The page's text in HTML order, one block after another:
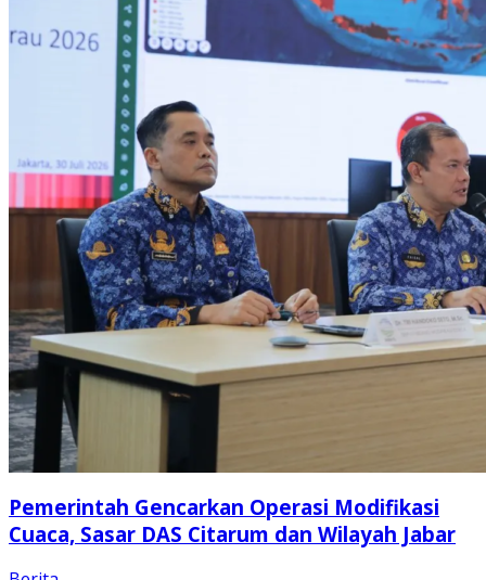
Pemerintah Gencarkan Operasi Modifikasi
Cuaca, Sasar DAS Citarum dan Wilayah Jabar